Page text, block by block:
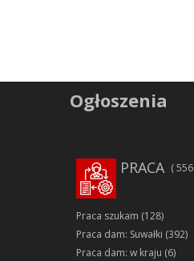
Ogłoszenia
PRACA 556
Praca szukam (128)
Praca dam: Suwałki (392)
Praca dam: w kraju (6)